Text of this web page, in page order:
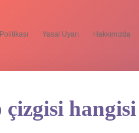
Yasal Uyarı Hakkımızda
hangisi